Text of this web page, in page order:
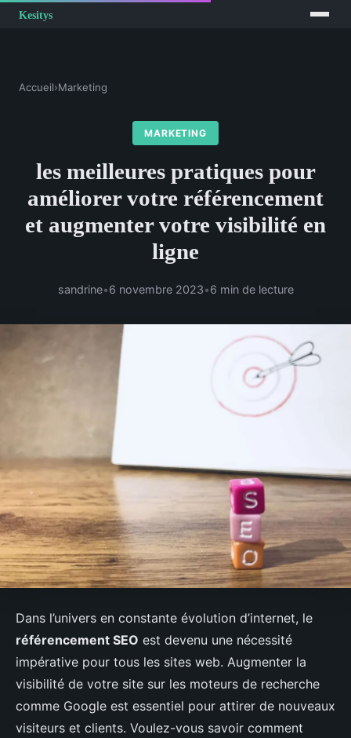
Accueil›Marketing
MARKETING
les meilleures pratiques pour
améliorer votre référencement
et augmenter votre visibilité en
ligne
sandrine•6 novembre 2023•6 min de lecture
Dans l’univers en constante évolution d’internet, le
référencement SEO est devenu une nécessité
impérative pour tous les sites web. Augmenter la
visibilité de votre site sur les moteurs de recherche
comme Google est essentiel pour attirer de nouveaux
visiteurs et clients. Voulez-vous savoir comment